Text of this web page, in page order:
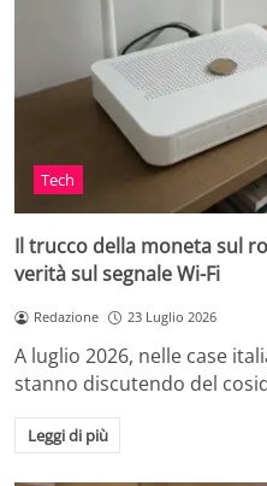
Tech
Il trucco della moneta sul
verità sul segnale Wi-Fi
Redazione 23 Luglio 2026
A luglio 2026, nelle case
stanno discutendo del
Leggi di più